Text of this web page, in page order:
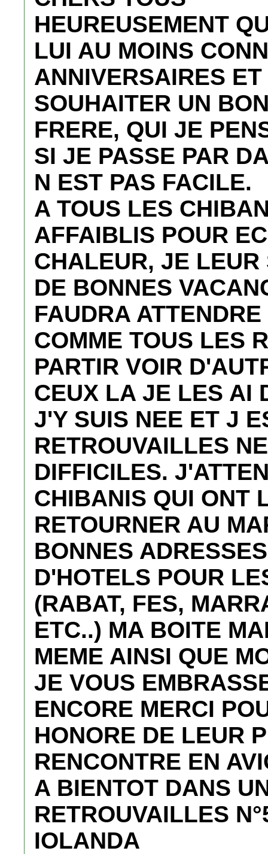
HEUREUSEMENT
LUI AU MOINS
ANNIVERSAIRES
SOUHAITER UN
FRERE, QUI JE
SI JE PASSE PAR
N EST PAS FACILE.
A TOUS LES
AFFAIBLIS POUR
CHALEUR, JE LEUR
DE BONNES
FAUDRA
COMME TOUS LES
PARTIR VOIR
CEUX LA JE LES AI
J'Y SUIS NEE ET J
RETROUVAILLES
DIFFICILES.
CHIBANIS QUI ONT
RETOURNER AU
BONNES
D'HOTELS POUR
(RABAT, FES,
ETC..) MA BOITE
MEME AINSI QUE
JE VOUS
ENCORE MERCI
HONORE DE LEUR
RENCONTRE EN
A BIENTOT DANS
RETROUVAILLES
IOLANDA